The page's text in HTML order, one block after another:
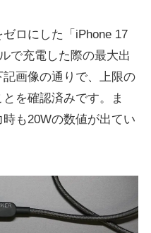
ロにした「iPhone 17
で充電した際の最大出
画像の通りで、上限の
を確認済みです。ま
も20Wの数値が出てい